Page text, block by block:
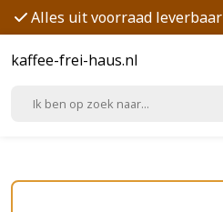
Alles uit voorraad leverbaar
kaffee-frei-haus.nl